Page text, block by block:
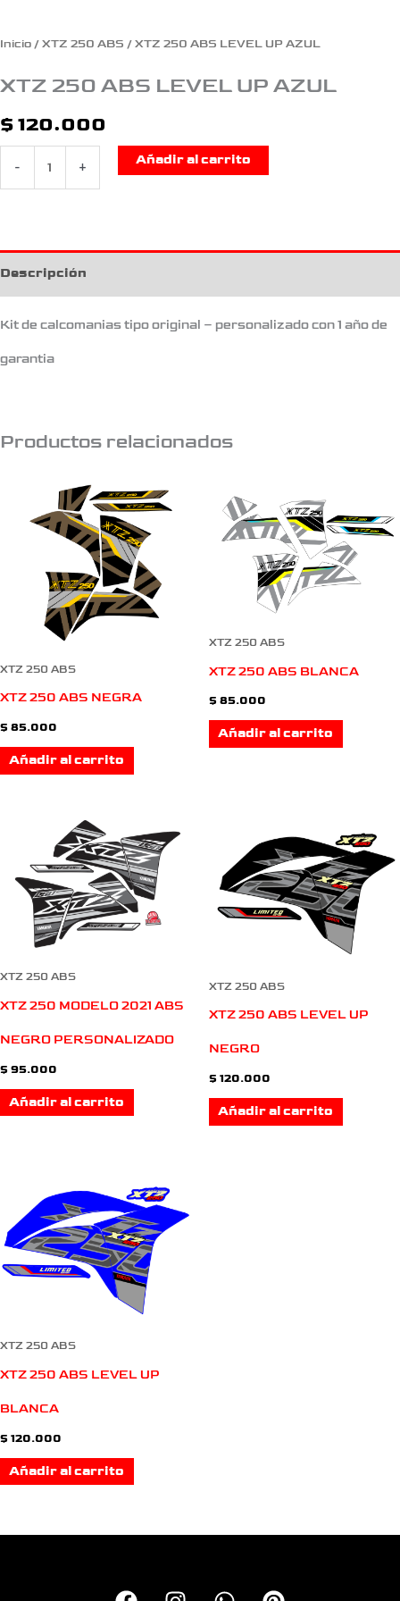
Inicio / XTZ 250 ABS / XTZ 250 ABS LEVEL UP AZUL
XTZ 250 ABS LEVEL UP AZUL
$ 120.000
- +
Añadir al carrito
Descripción
Kit de calcomanias tipo original – personalizado con 1 año de
garantia
Productos relacionados
XTZ 250 ABS
XTZ 250 ABS NEGRA
$ 85.000
Añadir al carrito
XTZ 250 ABS
XTZ 250 ABS BLANCA
$ 85.000
Añadir al carrito
XTZ 250 ABS
XTZ 250 MODELO 2021 ABS
NEGRO PERSONALIZADO
$ 95.000
Añadir al carrito
XTZ 250 ABS
XTZ 250 ABS LEVEL UP
NEGRO
$ 120.000
Añadir al carrito
XTZ 250 ABS
XTZ 250 ABS LEVEL UP
BLANCA
$ 120.000
Añadir al carrito